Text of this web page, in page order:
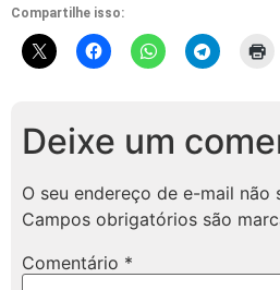
Compartilhe isso:
Deixe um
O seu endereço de e-mail não
Campos obrigatórios são
Comentário *